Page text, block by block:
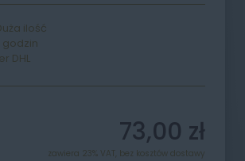
ilość
godzin
DHL
73,00 zł
zawiera 23% VAT, bez kosztów dostawy